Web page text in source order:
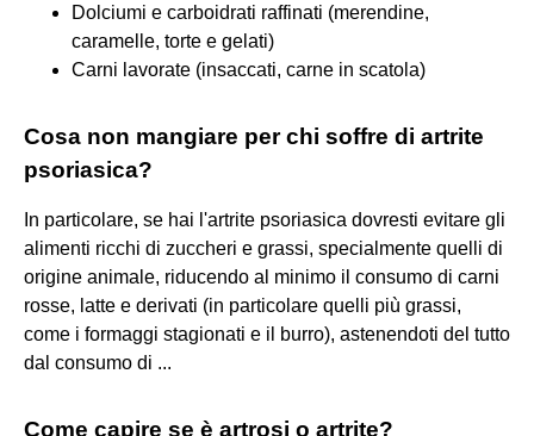
Dolciumi e carboidrati raffinati (merendine,
caramelle, torte e gelati)
Carni lavorate (insaccati, carne in scatola)
Cosa non mangiare per chi soffre di artrite
psoriasica?
In particolare, se hai l'artrite psoriasica dovresti evitare gli
alimenti ricchi di zuccheri e grassi, specialmente quelli di
origine animale, riducendo al minimo il consumo di carni
rosse, latte e derivati (in particolare quelli più grassi,
come i formaggi stagionati e il burro), astenendoti del tutto
dal consumo di ...
Come capire se è artrosi o artrite?